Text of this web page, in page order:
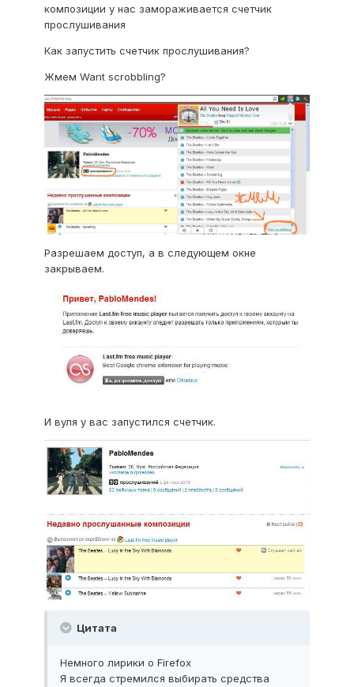
композиции у нас замораживается счетчик
прослушивания
Как запустить счетчик прослушивания?
Жмем Want scrobbling?
Разрешаем доступ, а в следующем окне
закрываем.
И вуля у вас запустился счетчик.
Цитата
Немного лирики о Firefox
Я всегда стремился выбирать средства